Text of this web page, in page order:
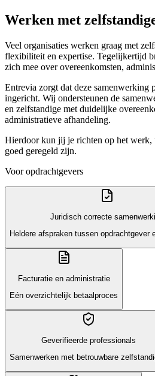
Werken met
Veel organisaties werken graag met
flexibiliteit en expertise. Tegelijkertijd
zich mee over overeenkomsten,
Entrevia zorgt dat deze samenwerking
ingericht. Wij ondersteunen de
en zelfstandige met duidelijke
administratieve afhandeling.
Hierdoor kun jij je richten op het werk,
goed geregeld zijn.
Voor opdrachtgevers
Juridisch correcte
Heldere afspraken tussen opdrachtgever
Facturatie en administratie
Eén overzichtelijk betaalproces
Geverifieerde professionals
Samenwerken met betrouwbare